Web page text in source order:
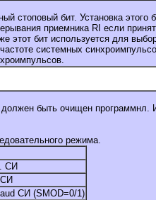
стоповый бит. Установка этого
приемника RI если
этот бит используется для
системных
быть очищен программнл.
режима.
СИ
СИ
СИ (SMOD=0/1)